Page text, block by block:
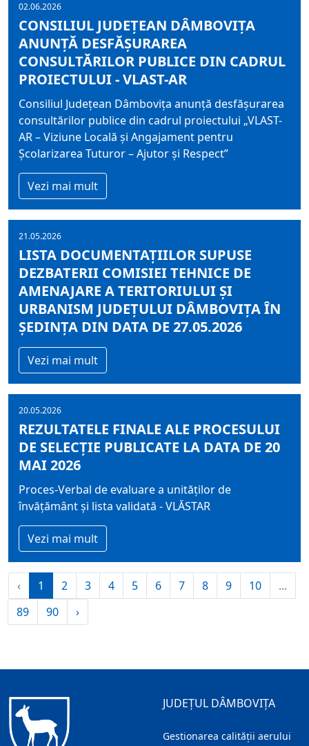
02.06.2026
CONSILIUL JUDEȚEAN DÂMBOVIȚA
ANUNȚĂ DESFĂȘURAREA
CONSULTĂRILOR PUBLICE DIN CADRUL
PROIECTULUI - VLAST-AR
Consiliul Județean Dâmbovița anunță desfășurarea
consultărilor publice din cadrul proiectului „VLAST-
AR – Viziune Locală și Angajament pentru
Școlarizarea Tuturor – Ajutor și Respect”
Vezi mai mult
21.05.2026
LISTA DOCUMENTAȚIILOR SUPUSE
DEZBATERII COMISIEI TEHNICE DE
AMENAJARE A TERITORIULUI ȘI
URBANISM JUDEȚULUI DÂMBOVIȚA ÎN
ȘEDINȚA DIN DATA DE 27.05.2026
Vezi mai mult
20.05.2026
REZULTATELE FINALE ALE PROCESULUI
DE SELECȚIE PUBLICATE LA DATA DE 20
MAI 2026
Proces-Verbal de evaluare a unităților de
învățământ și lista validată - VLĂSTAR
Vezi mai mult
‹ 1 2 3 4 5 6 7 8 9 10
...
89
90 ›
JUDEȚUL DÂMBOVIȚA
Gestionarea calității aerului